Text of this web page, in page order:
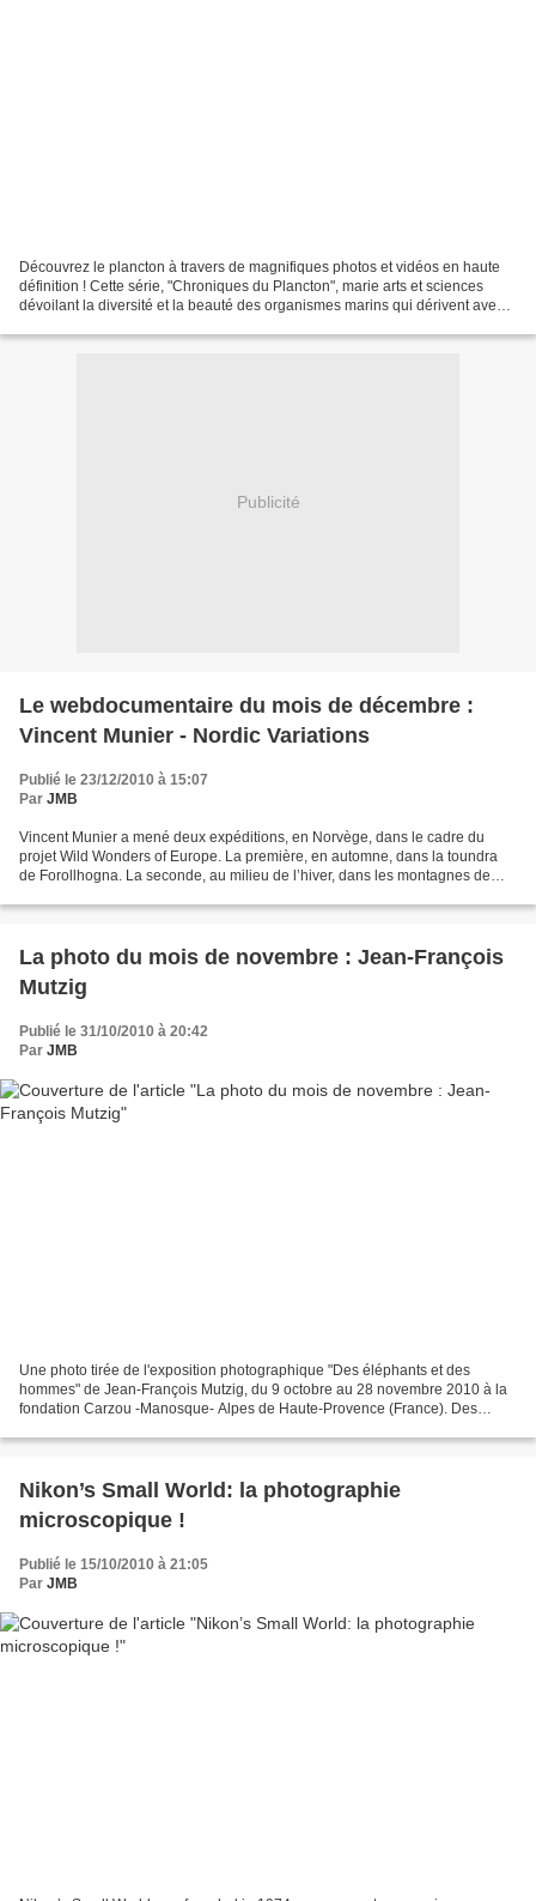
Découvrez le plancton à travers de magnifiques photos et vidéos en haute
définition ! Cette série, "Chroniques du Plancton", marie arts et sciences
dévoilant la diversité et la beauté des organismes marins qui dérivent avec
Publicité
Le webdocumentaire du mois de décembre :
Vincent Munier - Nordic Variations
Publié le 23/12/2010 à 15:07
Par JMB
Vincent Munier a mené deux expéditions, en Norvège, dans le cadre du
projet Wild Wonders of Europe. La première, en automne, dans la toundra
de Forollhogna. La seconde, au milieu de l’hiver, dans les montagnes de
La photo du mois de novembre : Jean-François
Mutzig
Publié le 31/10/2010 à 20:42
Par JMB
Une photo tirée de l'exposition photographique "Des éléphants et des
hommes" de Jean-François Mutzig, du 9 octobre au 28 novembre 2010 à la
fondation Carzou -Manosque- Alpes de Haute-Provence (France). Des
Nikon’s Small World: la photographie
microscopique !
Publié le 15/10/2010 à 21:05
Par JMB